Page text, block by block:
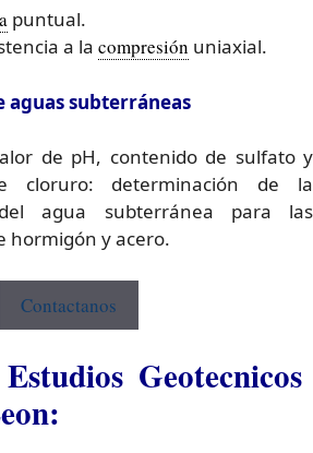
puntual.
a la compresión uniaxial.
aguas subterráneas
de pH, contenido de sulfato y
cloruro: determinación de la
agua subterránea para las
hormigón y acero.
Contactanos
Geotecnicos